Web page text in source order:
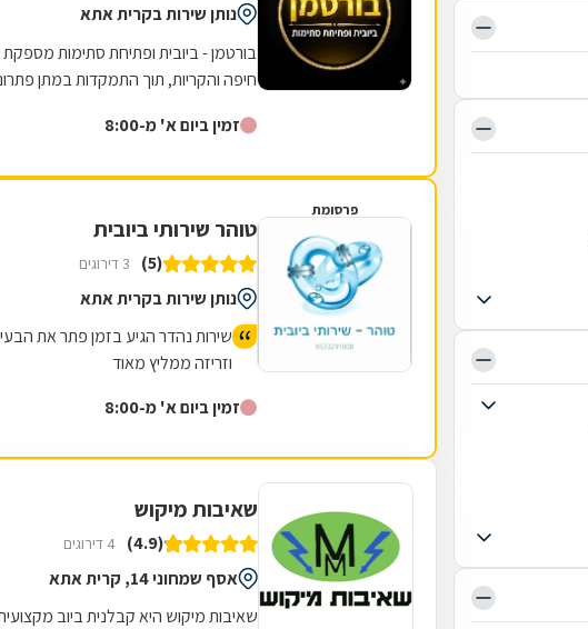
נותן שירות בקרית אתא
בורטמן - ביובית ופתיחת סתימות מספקת
חיפה והקריות, תוך התמקדות במתן
זמין ביום א' מ-8:00
פרסומת
טוהר שירותי ביובית
(5) 3 דירוגים
נותן שירות בקרית אתא
שירות נהדר הגיע בזמן פתר את
וזריזה ממליץ מאוד
זמין ביום א' מ-8:00
שאיבות מיקוש
(4.9) 4 דירוגים
אסף שמחוני 14, קרית אתא
שאיבות מיקוש היא קבלנית ביוב